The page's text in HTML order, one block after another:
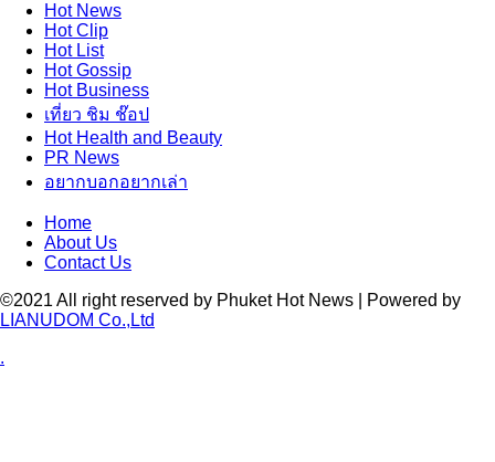
HotNews
HotClip
HotList
HotGossip
HotBusiness
เที่ยว ชิม ช๊อป
HotHealth and Beauty
PR News
อยากบอกอยากเล่า
Home
About Us
Contact Us
©2021 All right reserved by Phuket Hot News | Powered by
LIANUDOM Co.,Ltd
.